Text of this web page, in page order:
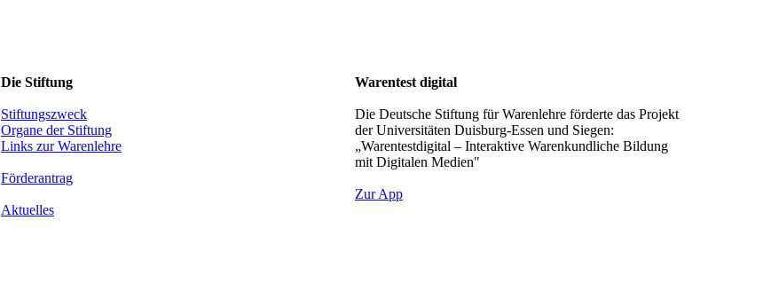
Die Stiftung
Stiftungszweck
Organe der Stiftung
Links zur Warenlehre
Förderantrag
Aktuelles
Warentest digital
Die Deutsche Stiftung für Warenlehre förderte das Projekt
der Uni­ver­si­tä­ten Duisburg-Essen und Siegen:
„Warentestdigital – Interaktive Wa­ren­kund­liche Bildung
mit Digitalen Medien"
Zur App